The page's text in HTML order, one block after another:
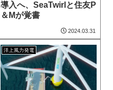
導入へ、SeaTwirlと住友P
＆Mが覚書
2024.03.31
洋上風力発電